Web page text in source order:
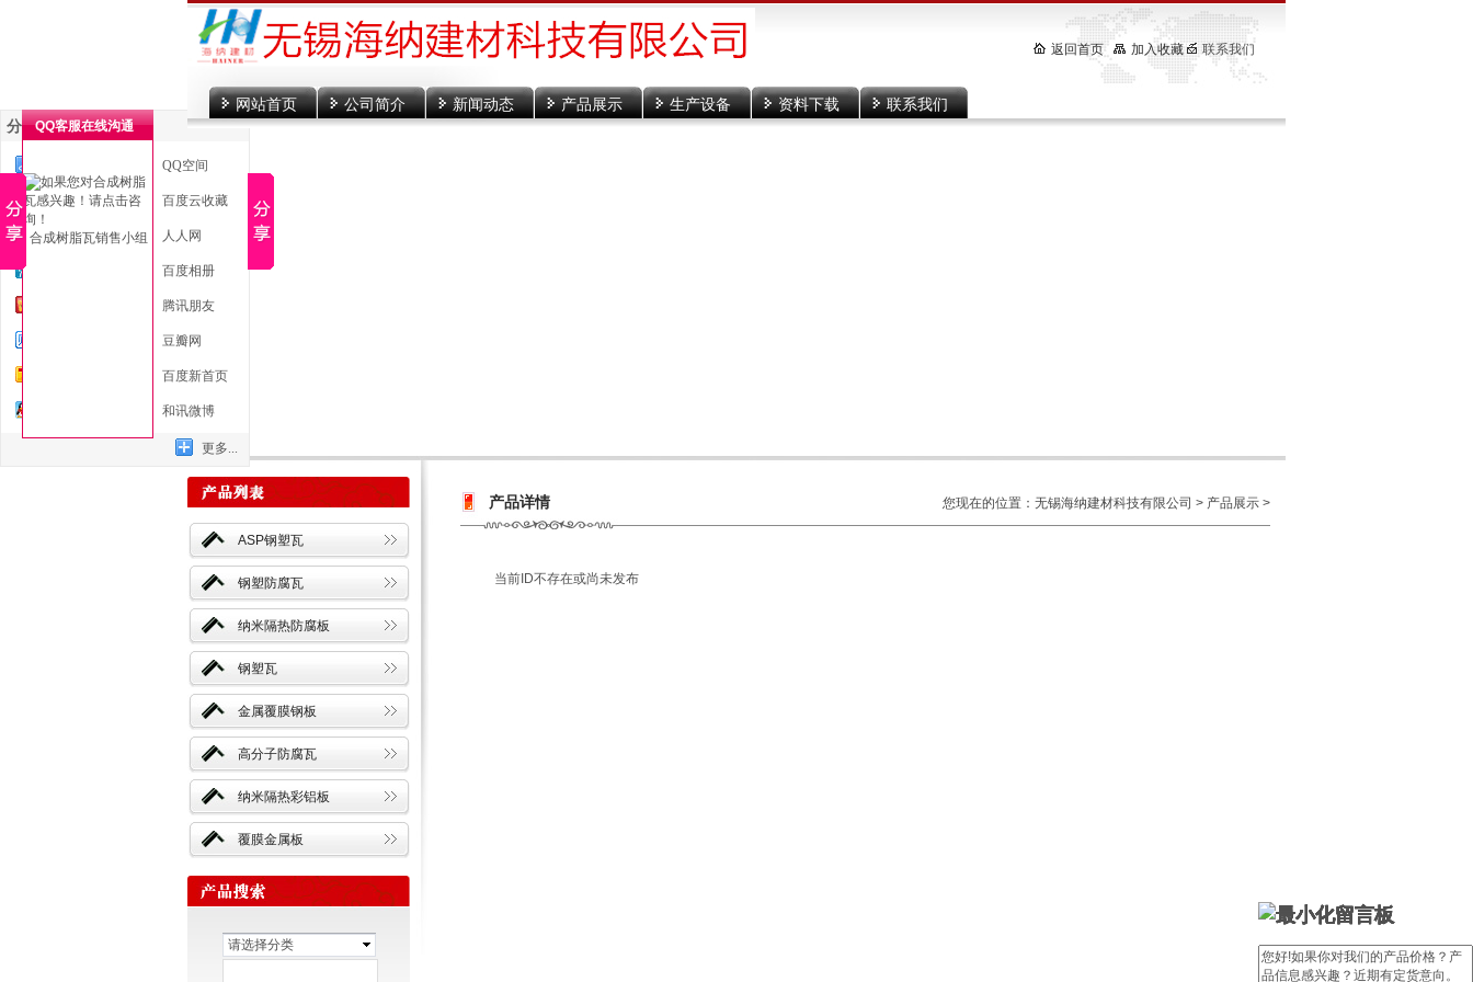
网站首页 公司简介 新闻动态 产品展示 生产设备 资料下载 联系我们
返回首页 加入收藏 联系我们
产品详情
ASP钢塑瓦
钢塑防腐瓦
纳米隔热防腐板
钢塑瓦
金属覆膜钢板
高分子防腐瓦
纳米隔热彩铝板
覆膜金属板
您现在的位置： 无锡海纳建材科技有限公司 > 产品展示 >
请选择分类
当前ID不存在或尚未发布
留言板
留言板
留言板
留言板
留言板
留言板
分享到
QQ空间
新浪微博 百度云收藏
微信 人人网
百度相册
腾讯朋友
豆瓣网
百度新首页
和讯微博
更多...
QQ客服在线沟通
合成树脂瓦销售小组